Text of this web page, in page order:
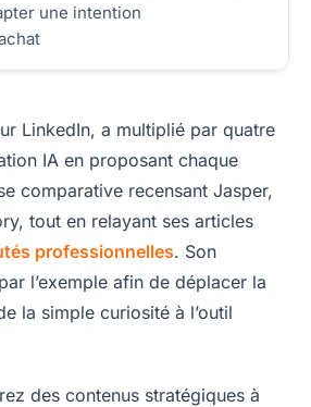
une intention
LinkedIn, a multiplié par quatre
IA en proposant chaque
comparative recensant Jasper,
tout en relayant ses articles
professionnelles. Son
l’exemple afin de déplacer la
la simple curiosité à l’outil
des contenus stratégiques à